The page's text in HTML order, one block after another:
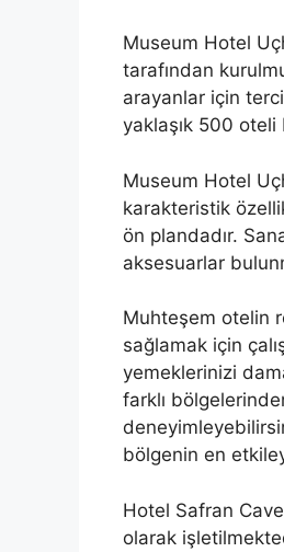
Museum Hotel
tarafından
arayanlar için
yaklaşık 500 oteli
Museum Hotel
karakteristik
ön plandadır.
aksesuarlar
Muhteşem otelin
sağlamak için
yemeklerinizi
farklı
bölgenin en
Hotel Safran
olarak